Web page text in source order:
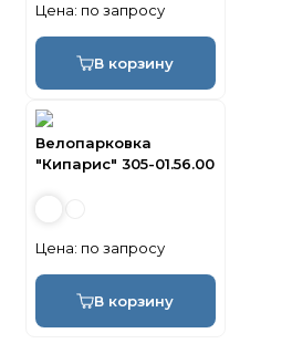
Цена: по запросу
В корзину
Велопарковка
"Кипарис" 305-01.56.00
Цена: по запросу
В корзину